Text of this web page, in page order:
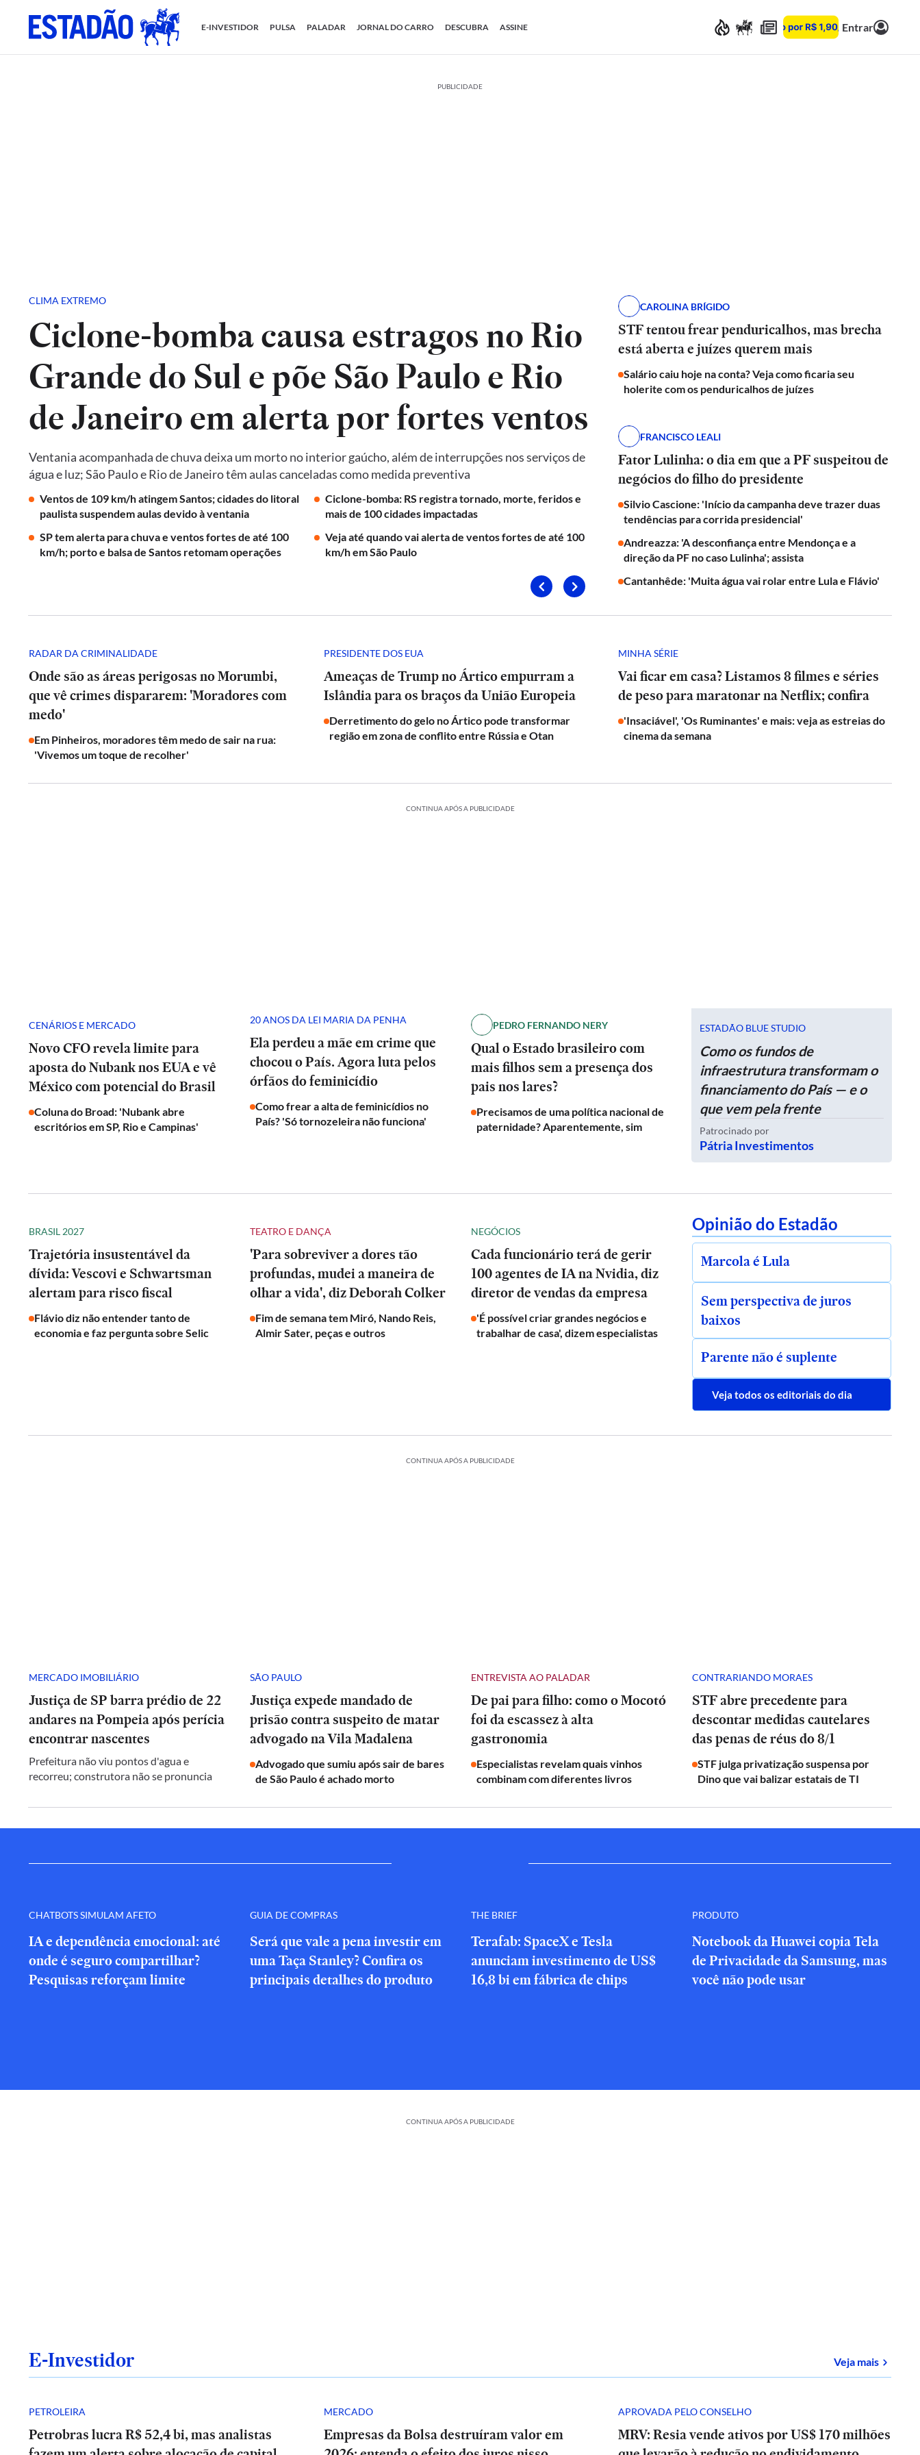
E-INVESTIDOR PULSA PALADAR JORNAL DO CARRO DESCUBRA ASSINE Entrar
PUBLICIDADE
CLIMA EXTREMO
Ciclone-bomba causa estragos no Rio
Grande do Sul e põe São Paulo e Rio
de Janeiro em alerta por fortes ventos
Ventania acompanhada de chuva deixa um morto no interior gaúcho, além de interrupções nos serviços de
água e luz; São Paulo e Rio de Janeiro têm aulas canceladas como medida preventiva
Ventos de 109 km/h atingem Santos; cidades do litoral
paulista suspendem aulas devido à ventania
Ciclone-bomba: RS registra tornado, morte, feridos e
mais de 100 cidades impactadas
SP tem alerta para chuva e ventos fortes de até 100
km/h; porto e balsa de Santos retomam operações
Veja até quando vai alerta de ventos fortes de até 100
km/h em São Paulo
CAROLINA BRÍGIDO
STF tentou frear penduricalhos, mas brecha
está aberta e juízes querem mais
Salário caiu hoje na conta? Veja como ficaria seu
holerite com os penduricalhos de juízes
FRANCISCO LEALI
Fator Lulinha: o dia em que a PF suspeitou de
negócios do filho do presidente
Silvio Cascione: 'Início da campanha deve trazer duas
tendências para corrida presidencial'
Andreazza: 'A desconfiança entre Mendonça e a
direção da PF no caso Lulinha'; assista
Cantanhêde: 'Muita água vai rolar entre Lula e Flávio'
RADAR DA CRIMINALIDADE
Onde são as áreas perigosas no Morumbi,
que vê crimes dispararem: 'Moradores com
medo'
Em Pinheiros, moradores têm medo de sair na rua:
'Vivemos um toque de recolher'
PRESIDENTE DOS EUA
Ameaças de Trump no Ártico empurram a
Islândia para os braços da União Europeia
Derretimento do gelo no Ártico pode transformar
região em zona de conflito entre Rússia e Otan
MINHA SÉRIE
Vai ficar em casa? Listamos 8 filmes e séries
de peso para maratonar na Netflix; confira
'Insaciável', 'Os Ruminantes' e mais: veja as estreias do
cinema da semana
CONTINUA APÓS A PUBLICIDADE
CENÁRIOS E MERCADO
Novo CFO revela limite para
aposta do Nubank nos EUA e vê
México com potencial do Brasil
Coluna do Broad: 'Nubank abre
escritórios em SP, Rio e Campinas'
20 ANOS DA LEI MARIA DA PENHA
Ela perdeu a mãe em crime que
chocou o País. Agora luta pelos
órfãos do feminicídio
Como frear a alta de feminicídios no
País? 'Só tornozeleira não funciona'
PEDRO FERNANDO NERY
Qual o Estado brasileiro com
mais filhos sem a presença dos
pais nos lares?
Precisamos de uma política nacional de
paternidade? Aparentemente, sim
ESTADÃO BLUE STUDIO
Como os fundos de
infraestrutura transformam o
financiamento do País — e o
que vem pela frente
Patrocinado por
Pátria Investimentos
BRASIL 2027
Trajetória insustentável da
dívida: Vescovi e Schwartsman
alertam para risco fiscal
Flávio diz não entender tanto de
economia e faz pergunta sobre Selic
TEATRO E DANÇA
'Para sobreviver a dores tão
profundas, mudei a maneira de
olhar a vida', diz Deborah Colker
Fim de semana tem Miró, Nando Reis,
Almir Sater, peças e outros
NEGÓCIOS
Cada funcionário terá de gerir
100 agentes de IA na Nvidia, diz
diretor de vendas da empresa
'É possível criar grandes negócios e
trabalhar de casa', dizem especialistas
Opinião do Estadão
Marcola é Lula
Sem perspectiva de juros
baixos
Parente não é suplente
Veja todos os editoriais do dia
CONTINUA APÓS A PUBLICIDADE
MERCADO IMOBILIÁRIO
Justiça de SP barra prédio de 22
andares na Pompeia após perícia
encontrar nascentes
Prefeitura não viu pontos d'agua e
recorreu; construtora não se pronuncia
SÃO PAULO
Justiça expede mandado de
prisão contra suspeito de matar
advogado na Vila Madalena
Advogado que sumiu após sair de bares
de São Paulo é achado morto
ENTREVISTA AO PALADAR
De pai para filho: como o Mocotó
foi da escassez à alta
gastronomia
Especialistas revelam quais vinhos
combinam com diferentes livros
CONTRARIANDO MORAES
STF abre precedente para
descontar medidas cautelares
das penas de réus do 8/1
STF julga privatização suspensa por
Dino que vai balizar estatais de TI
CHATBOTS SIMULAM AFETO
IA e dependência emocional: até
onde é seguro compartilhar?
Pesquisas reforçam limite
GUIA DE COMPRAS
Será que vale a pena investir em
uma Taça Stanley? Confira os
principais detalhes do produto
THE BRIEF
Terafab: SpaceX e Tesla
anunciam investimento de US$
16,8 bi em fábrica de chips
PRODUTO
Notebook da Huawei copia Tela
de Privacidade da Samsung, mas
você não pode usar
CONTINUA APÓS A PUBLICIDADE
E-Investidor Veja mais sobre
PETROLEIRA
Petrobras lucra R$ 52,4 bi, mas analistas
MERCADO
Empresas da Bolsa destruíram valor em
APROVADA PELO CONSELHO
MRV: Resia vende ativos por US$ 170 milhões